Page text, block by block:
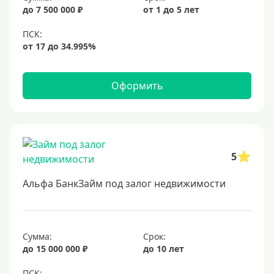
7%
9%
10%
12%
13%
14%
17%
18%
до 7 500 000 ₽
от 1 до 5 лет
Оформить
5
Альфа БанкЗайм под залог недвижимости
Сумма:
до 15 000 000 ₽
Срок:
до 10 лет